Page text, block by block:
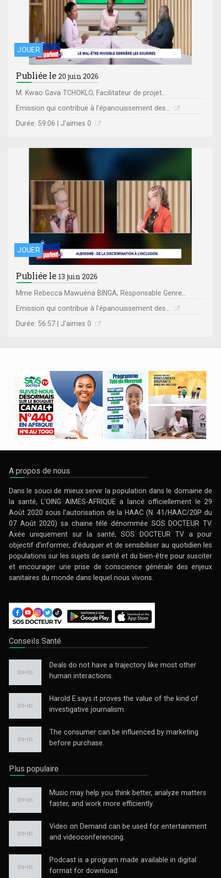
JOUER
Publiée le20 juin 2026
M. Kwao Gava TCHOKLO, Facilitateur de projet...
Emission qui contribue à l’épanouissement des...
Durée: 59:06 | J'aimes 0
JOUER
Publiée le 13 juin 2026
Mme Rebecca Mawuéna BINGA, Responsable Genre...
Emission qui contribue à l’épanouissement des...
Durée: 56:57 | J'aimes 0
A propos de nous
Dans le souci de mieux servir la population dans le domaine de
la santé, L’OING AIMES-AFRIQUE a lancé officiellement le 29
Août 2020 sous l’autorisation de la HAAC (N. 41/HAAC/20P du
07 Août 2020) sa chaine télé dénommée SOS DOCTEUR TV.
Axée uniquement sur la santé, SOS DOCTEUR TV a pour
objectif d’informer, d’éduquer et de sensibiliser au quotidien les
populations sur les sujets de santé et du bien-être pour susciter
et encourager une prise de conscience générale des enjeux
sanitaires du monde dans lequel nous vivons.
Conseils Santé
Deals do not have a trajectory like most other
human interactions.
Harold E.says it proves the value of the kind of
investigative journalism.
The consumer can be influenced by marketing
before purchase.
Plus populaire
Music may help you think better, analyze matters
faster, and work more efficiently.
Video on Demand can be used for entertainment
and videoconferencing.
Podcast is a program made available in digital
format for download.